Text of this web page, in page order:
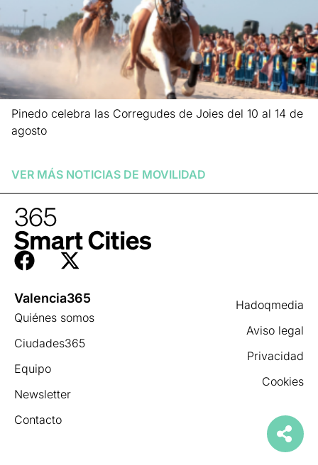
Pinedo celebra las Corregudes de Joies del 10 al 14 de
agosto
VER MÁS NOTICIAS DE MOVILIDAD
Hadoqmedia
Aviso legal
Privacidad
Cookies
Valencia365
Quiénes somos
Ciudades365
Equipo
Newsletter
Contacto